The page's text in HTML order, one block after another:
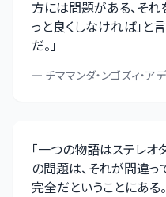
方には問題がある、そ
っと良くしなければ」と
だ。」
— チママンダ・ンゴズィ・ア
「一つの物語はステレオ
の問題は、それが間違っ
完全だということにある。